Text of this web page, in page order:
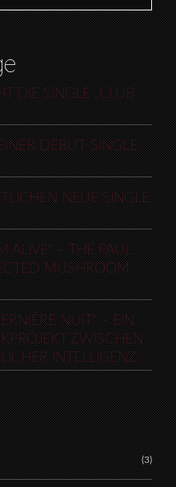
DIE SINGLE „CLUB
DEBUT-SINGLE
NEUE SINGLE
ALIVE“ – THE PAUL
MUSHROOM
NUIT“ – EIN
ZWISCHEN
INTELLIGENZ
(3)